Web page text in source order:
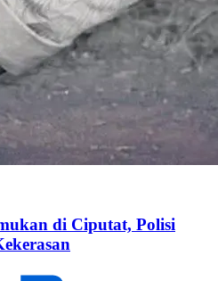
di Ciputat, Polisi